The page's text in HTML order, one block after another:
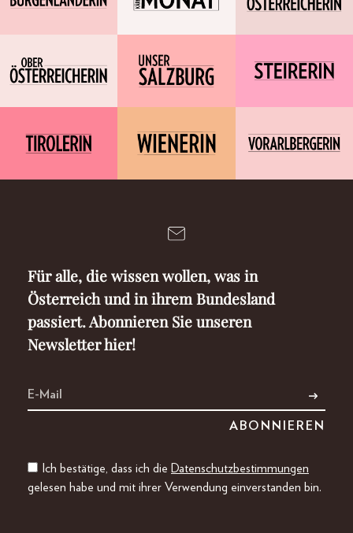
Für alle, die wissen wollen, was in
Österreich und in ihrem Bundesland
passiert. Abonnieren Sie unseren
Newsletter hier!
Ich bestätige, dass ich die Datenschutzbestimmungen
gelesen habe und mit ihrer Verwendung einverstanden bin.